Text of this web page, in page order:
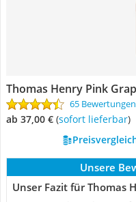
Thomas Henry Pink
65 Bewertungen
ab 37,00 € ( Sofort lieferbar)
Unsere
Unser Fazit für Thomas